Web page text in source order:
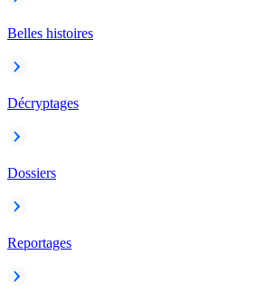
Belles histoires
Décryptages
Dossiers
Reportages